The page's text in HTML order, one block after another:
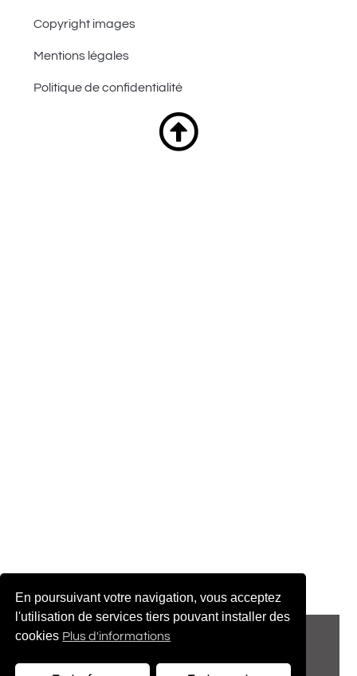
Copyright images
Mentions légales
Politique de confidentialité
© 2022 adenatis.com
contact@adenatis.com
En poursuivant votre navigation, vous acceptez
l'utilisation de services tiers pouvant installer des
cookies Plus d'informations